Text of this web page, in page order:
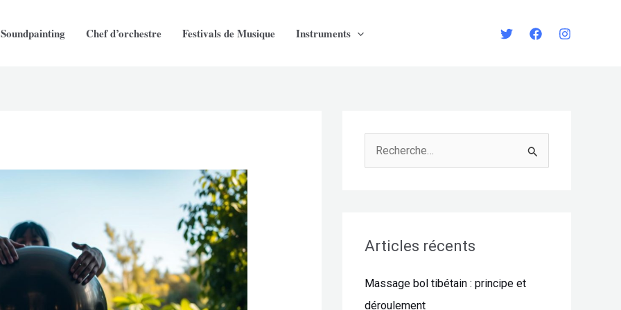
Soundpainting Chef d’orchestre Festivals de Musique Instruments
e
c
Articles récents
Massage bol tibétain : principe et
déroulement